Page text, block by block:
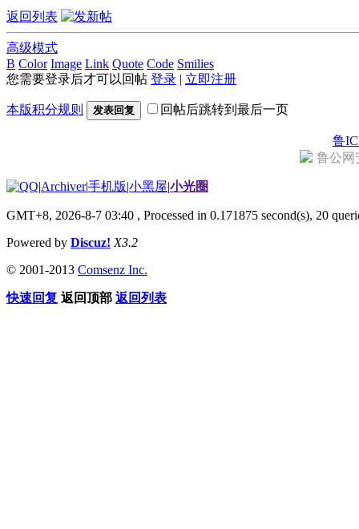
返回列表
高级模式
B Color Image Link Quote Code Smilies
您需要登录后才可以回帖 登录 | 立即注册
本版积分规则 发表回复 回帖后跳转到最后一页
鲁
鲁公网
|Archiver|手机版|小黑屋|小光圈
GMT+8, 2026-8-7 03:40 , Processed in 0.171875 second(s), 20
Powered by Discuz! X3.2
© 2001-2013 Comsenz Inc.
快速回复 返回顶部 返回列表